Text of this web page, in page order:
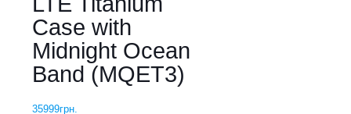
Case with
Midnight Ocean
Band (MQET3)
35999грн.